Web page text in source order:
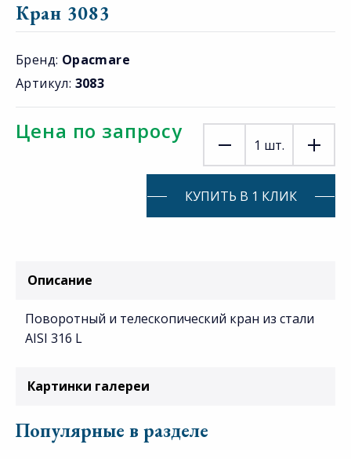
Кран 3083
Бренд: Opacmare
Артикул: 3083
Цена по запросу
1 шт.
КУПИТЬ В 1 КЛИК
Описание
Поворотный и телескопический кран из стали
AISI 316 L
Картинки галереи
Популярные в разделе